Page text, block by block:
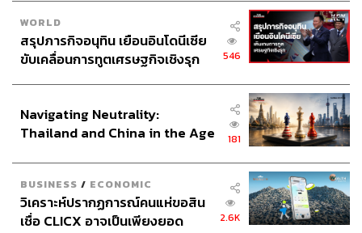
WORLD
สรุปภารกิจอนุทิน เยือนอินโดนีเซีย
ขับเคลื่อนการทูตเศรษฐกิจเชิงรุก
546
Navigating Neutrality:
Thailand and China in the Age
181
BUSINESS / ECONOMIC
วิเคราะห์ปรากฏการณ์คนแห่ขอสิน
เชื่อ CLICX อาจเป็นเพียงยอด
2.6K